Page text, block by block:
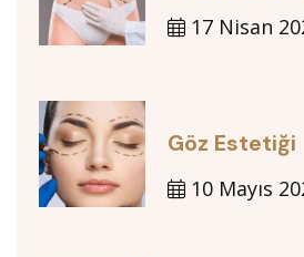
17 Nisan
Göz Estetiği
10 Mayıs